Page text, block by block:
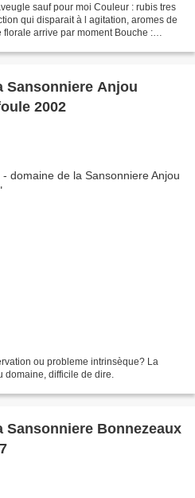
sauf pour moi Couleur : rubis tres
qui disparait à l agitation, aromes de
arrive par moment Bouche :
Sansonniere Anjou
2002
ou probleme intrinsèque? La
domaine, difficile de dire.
Sansonniere Bonnezeaux